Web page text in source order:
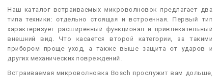
Наш каталог встраиваемых микроволновок предлагает два
типа техники: отдельно стоящая и встроенная. Первый тип
характеризует расширенный функционал и привлекательный
внешний вид. Что касается второй категории, за такими
прибором проще уход, а также выше защита от ударов и
других механических повреждений.
Встраиваемая микроволновка Bosch прослужит вам дольше,